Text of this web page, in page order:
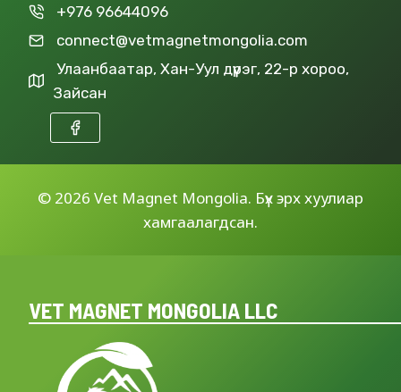
+976 96644096
connect@vetmagnetmongolia.com
Улаанбаатар, Хан-Уул дүүрэг, 22-р хороо,
Зайсан
© 2026 Vet Magnet Mongolia. Бүх эрх хуулиар
хамгаалагдсан.
VET MAGNET MONGOLIA LLC